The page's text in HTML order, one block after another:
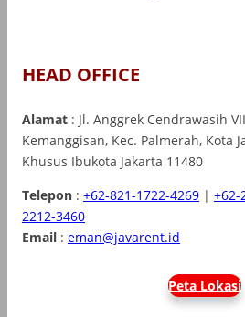
HEAD OFFICE
Alamat : Jl. Anggrek Cendrawasih
Kemanggisan, Kec. Palmerah, Kota
Khusus Ibukota Jakarta 11480
Telepon : +62-821-1722-4269 | +62-
2212-3460
Email : eman@javarent.id
Peta Lokasi